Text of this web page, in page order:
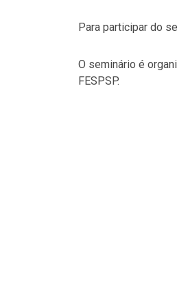
Para participar do
O seminário é
FESPSP.